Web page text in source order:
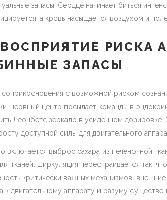
запасы. Сердце начинает биться
а кровь насыщается воздухом и
РИСКА
ЗАПАСЫ
с возможной риском
нервный центр посылает команды в
Леонбетс зеркало в усиленном дозировке.
доступной силы для двигательного
включается выброс сахара из печеночной
тканей. Циркуляция перестраивается так,
критически важных механизмов.
к двигательному аппарату и разуму